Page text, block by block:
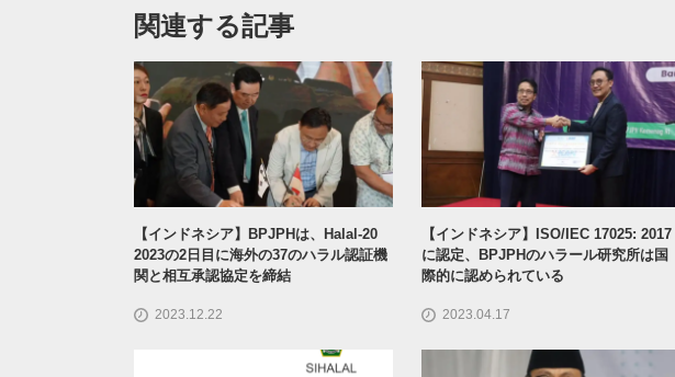
関連する記事
【インドネシア】BPJPHは、Halal-20
2023の2日目に海外の37のハラル認証機
関と相互承認協定を締結
2023.12.22
【インドネシア】ISO/IEC 17025: 2017
に認定、BPJPHのハラール研究所は国
際的に認められている
2023.04.17